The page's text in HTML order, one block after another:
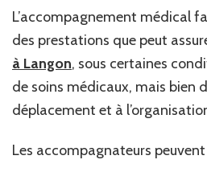
L’accompagnement médical
des prestations que peut
à Langon, sous certaines
de soins médicaux, mais bien
déplacement et à
Les accompagnateurs peuvent